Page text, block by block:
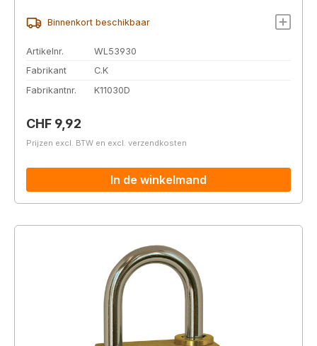
Binnenkort beschikbaar
Artikelnr.
WL53930
Fabrikant
C.K
Fabrikantnr.
K11030D
Normale prijs:
CHF 9,92
Prijzen excl. BTW en excl. verzendkosten
In de winkelmand